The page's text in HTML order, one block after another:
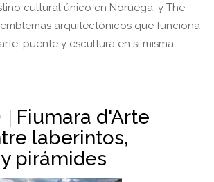
cultural único en Noruega, y The
arquitectónicos que funciona
puente y escultura en sí misma.
Fiumara d'Arte
laberintos,
pirámides